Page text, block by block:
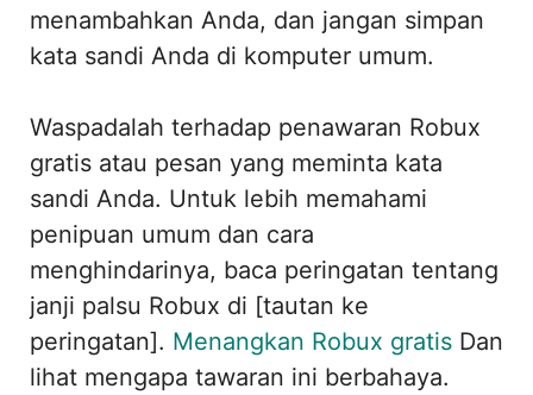
menambahkan Anda, dan jangan simpan
kata sandi Anda di komputer umum.
Waspadalah terhadap penawaran Robux
gratis atau pesan yang meminta kata
sandi Anda. Untuk lebih memahami
penipuan umum dan cara
menghindarinya, baca peringatan tentang
janji palsu Robux di [tautan ke
peringatan]. Menangkan Robux gratis Dan
lihat mengapa tawaran ini berbahaya.